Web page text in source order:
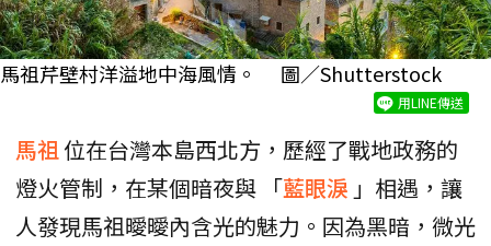
馬祖芹壁村洋溢地中海風情。 圖／Shutterstock
用LINE傳送
馬祖 位在台灣本島西北方，歷經了戰地政務的
燈火管制，在某個暗夜與 「藍眼淚 」相遇，讓
人發現馬祖曖曖內含光的魅力。因為黑暗，微光